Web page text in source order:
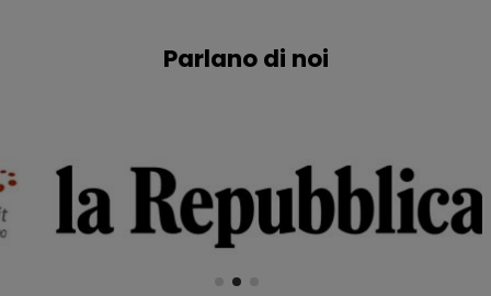
Parlano di noi